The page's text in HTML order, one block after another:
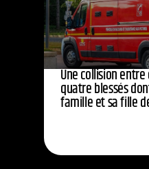
Une collision
quatre blessés
famille et sa fille